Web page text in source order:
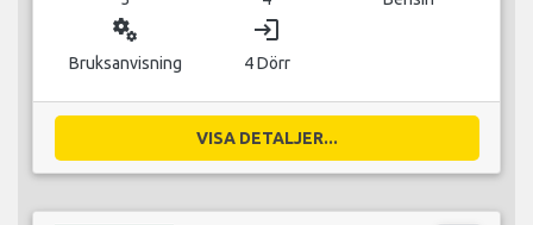
miscellaneous_services
Bruksanvisning
login
4 Dörr
VISA DETALJER...